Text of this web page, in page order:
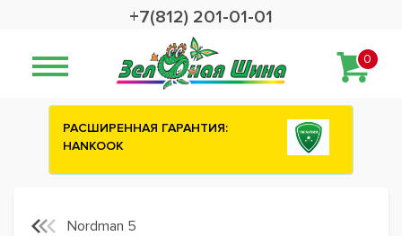
+7(812) 201-01-01
0
Сashback 2500 рублей на зимние
Nordman 5